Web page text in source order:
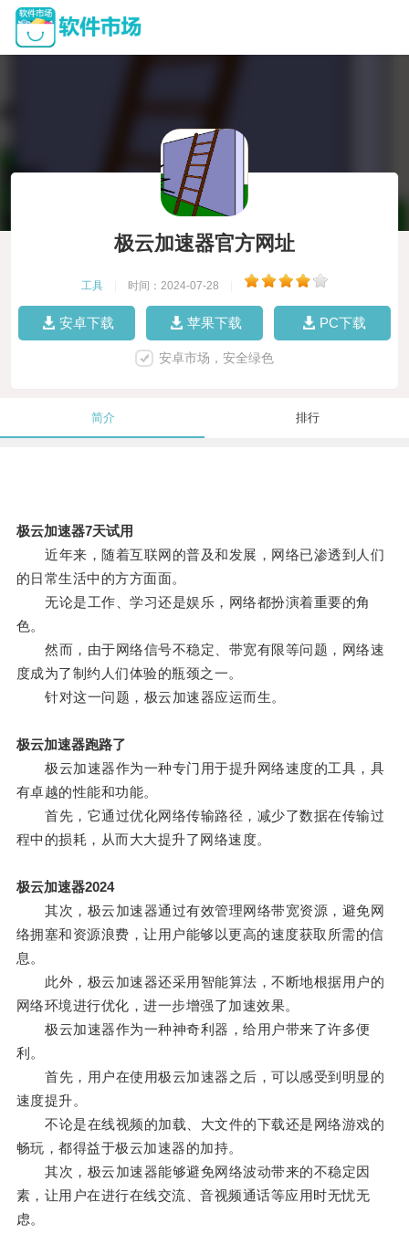
极云加速器官方网址
工具 时间：2024-07-28
安卓下载 苹果下载 PC下载
安卓市场，安全绿色
简介 排行
极云加速器7天试用
近年来，随着互联网的普及和发展，网络已渗透到人们
的日常生活中的方方面面。
无论是工作、学习还是娱乐，网络都扮演着重要的角
色。
然而，由于网络信号不稳定、带宽有限等问题，网络速
度成为了制约人们体验的瓶颈之一。
针对这一问题，极云加速器应运而生。
极云加速器跑路了
极云加速器作为一种专门用于提升网络速度的工具，具
有卓越的性能和功能。
首先，它通过优化网络传输路径，减少了数据在传输过
程中的损耗，从而大大提升了网络速度。
极云加速器2024
其次，极云加速器通过有效管理网络带宽资源，避免网
络拥塞和资源浪费，让用户能够以更高的速度获取所需的信
息。
此外，极云加速器还采用智能算法，不断地根据用户的
网络环境进行优化，进一步增强了加速效果。
极云加速器作为一种神奇利器，给用户带来了许多便
利。
首先，用户在使用极云加速器之后，可以感受到明显的
速度提升。
不论是在线视频的加载、大文件的下载还是网络游戏的
畅玩，都得益于极云加速器的加持。
其次，极云加速器能够避免网络波动带来的不稳定因
素，让用户在进行在线交流、音视频通话等应用时无忧无
虑。